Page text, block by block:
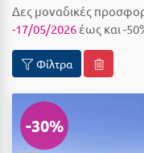
Αιδηψός
Αλισσός Αχαΐας
Αλόννησος
Αμαλιάδα
ΤΎΠΟΣ ΔΙΑΤΡΟΦΉΣ
Πρωινό
Ημιδιατροφή
Ημιδιατροφή + Ποτά
Δες μοναδικές
-17/05/2026 έως και -
Φίλτρα
-30%